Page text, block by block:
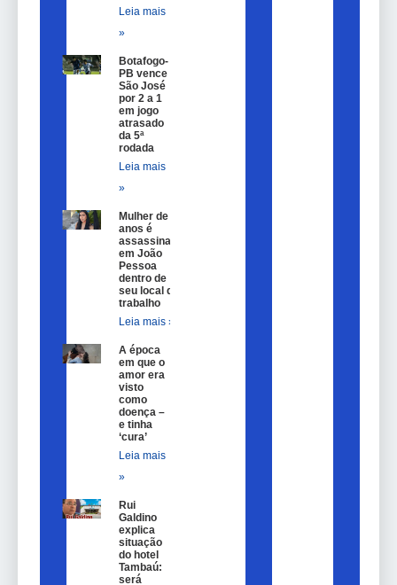
Leia mais
»
Botafogo-
PB vence
São José
por 2 a 1
em jogo
atrasado
da 5ª
rodada
Leia mais
»
Mulher de 25
anos é
assassinada
em João
Pessoa
dentro de
seu local de
trabalho
Leia mais »
A época
em que o
amor era
visto
como
doença –
e tinha
‘cura’
Leia mais
»
Rui
Galdino
explica
situação
do hotel
Tambaú:
será